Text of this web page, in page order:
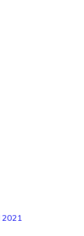
2021